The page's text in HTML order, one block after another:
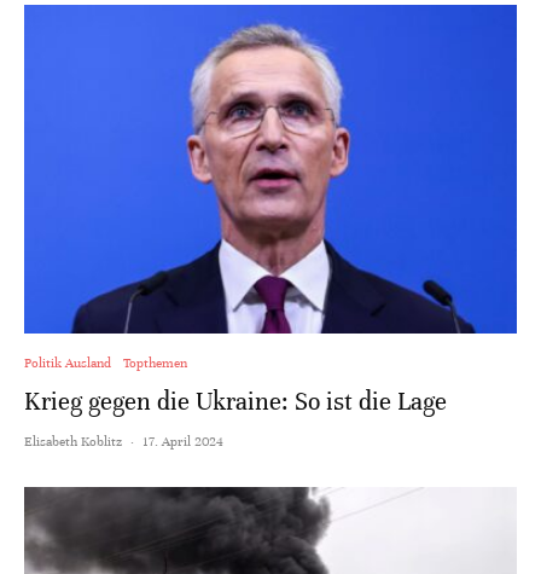
Politik Ausland Topthemen
Krieg gegen die Ukraine: So ist die Lage
Elisabeth Koblitz · 17. April 2024